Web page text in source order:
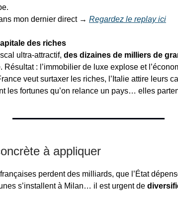
mon dernier direct → Regardez le replay ici
des riches
ultra-attractif, des dizaines de milliers de
. Résultat : l’immobilier de luxe explose et
veut surtaxer les riches, l’Italie attire leurs
les fortunes qu’on relance un pays… elles
à appliquer
perdent des milliards, que l’État
s’installent à Milan… il est urgent de